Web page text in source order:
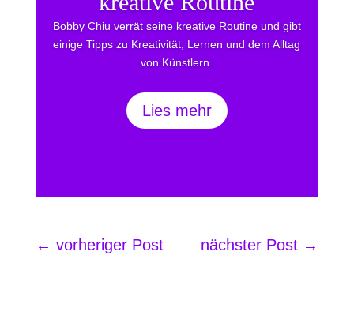
Bobby Chiu verrät seine kreative Routine und gibt
einige Tipps zu Kreativität, Lernen und dem Alltag
von Künstlern.
Lies mehr
← vorheriger Post nächster Post →